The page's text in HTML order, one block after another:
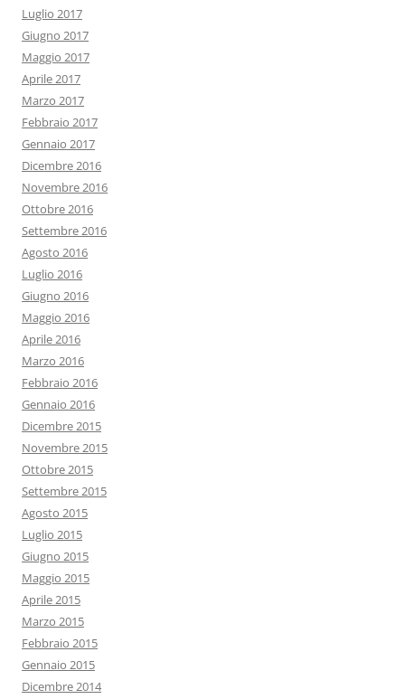
Luglio 2017
Giugno 2017
Maggio 2017
Aprile 2017
Marzo 2017
Febbraio 2017
Gennaio 2017
Dicembre 2016
Novembre 2016
Ottobre 2016
Settembre 2016
Agosto 2016
Luglio 2016
Giugno 2016
Maggio 2016
Aprile 2016
Marzo 2016
Febbraio 2016
Gennaio 2016
Dicembre 2015
Novembre 2015
Ottobre 2015
Settembre 2015
Agosto 2015
Luglio 2015
Giugno 2015
Maggio 2015
Aprile 2015
Marzo 2015
Febbraio 2015
Gennaio 2015
Dicembre 2014